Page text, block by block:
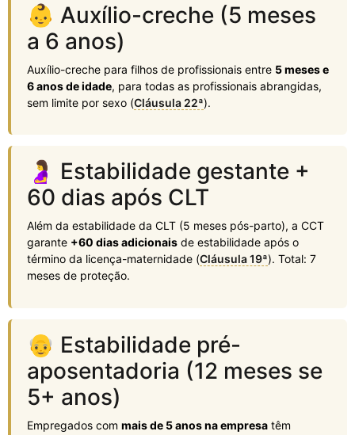
👶 Auxílio-creche (5 meses
a 6 anos)
Auxílio-creche para filhos de profissionais entre 5 meses e
6 anos de idade, para todas as profissionais abrangidas,
sem limite por sexo (Cláusula 22ª).
🤰 Estabilidade gestante +
60 dias após CLT
Além da estabilidade da CLT (5 meses pós-parto), a CCT
garante +60 dias adicionais de estabilidade após o
término da licença-maternidade (Cláusula 19ª). Total: 7
meses de proteção.
👴 Estabilidade pré-
aposentadoria (12 meses se
5+ anos)
Empregados com mais de 5 anos na empresa têm